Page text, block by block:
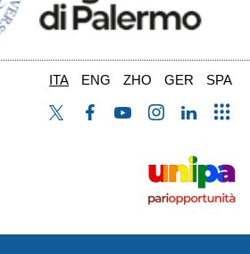
ITA ENG ZHO GER SPA